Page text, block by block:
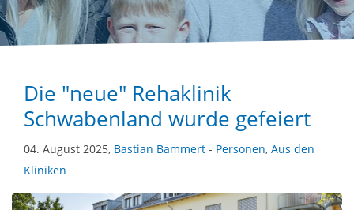
Die "neue" Rehaklinik
Schwabenland wurde gefeiert
04. August 2025, Bastian Bammert - Personen, Aus den
Kliniken